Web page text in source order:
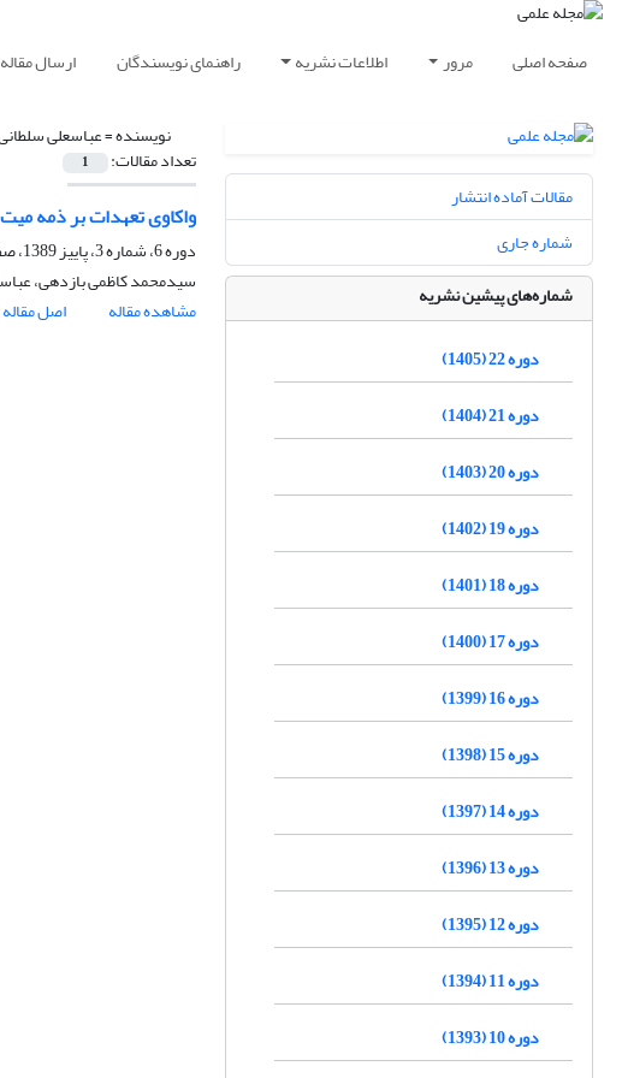
صفحه اصلی مرور اطلاعات نشریه راهنمای نویسندگان ارسال مقاله
نویسنده =عباسعلی
تعداد مقالات: 1
واکاوی تعهدات بر ذمه
دوره 6، شماره 3، پاییز 1389، صفحه
سیدمحمد کاظمی بازدهی،
مشاهده مقاله
اصل مقاله
مقالات آماده انتشار
شماره جاری
شماره‌های پیشین نشریه
دوره 22 (1405)
دوره 21 (1404)
دوره 20 (1403)
دوره 19 (1402)
دوره 18 (1401)
دوره 17 (1400)
دوره 16 (1399)
دوره 15 (1398)
دوره 14 (1397)
دوره 13 (1396)
دوره 12 (1395)
دوره 11 (1394)
دوره 10 (1393)